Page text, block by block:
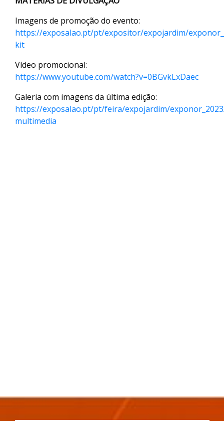
Imagens de promoção do evento:
https://exposalao.pt/pt/expositor/expojardim/
kit
Vídeo promocional:
https://www.youtube.com/watch?v=0BGvkLxDaec
Galeria com imagens da última edição:
https://exposalao.pt/pt/feira/expojardim/
multimedia